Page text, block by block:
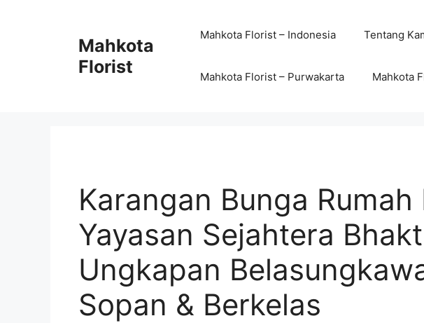
Mahkota
Florist
Mahkota Florist – Indonesia Tentang
Mahkota Florist – Purwakarta Mahkota
Karangan Bunga Rumah
Yayasan Sejahtera
Ungkapan
Sopan & Berkelas